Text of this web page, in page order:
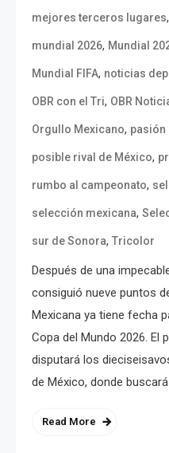
mejores terceros lugares,
mundial 2026, Mundial
Mundial FIFA, noticias
OBR con el Tri, OBR
Orgullo Mexicano, pasión
posible rival de México,
rumbo al campeonato,
selección mexicana,
sur de Sonora, Tricolor
Después de una
consiguió nueve puntos
Mexicana ya tiene fecha
Copa del Mundo 2026. El
disputará los
de México, donde
Read More